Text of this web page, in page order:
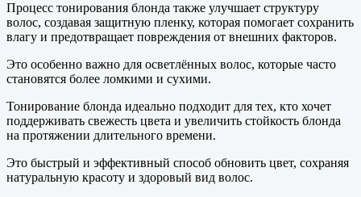
Процесс тонирования блонда также улучшает структуру
волос, создавая защитную пленку, которая помогает сохранить
влагу и предотвращает повреждения от внешних факторов.
Это особенно важно для осветлённых волос, которые часто
становятся более ломкими и сухими.
Тонирование блонда идеально подходит для тех, кто хочет
поддерживать свежесть цвета и увеличить стойкость блонда
на протяжении длительного времени.
Это быстрый и эффективный способ обновить цвет, сохраняя
натуральную красоту и здоровый вид волос.